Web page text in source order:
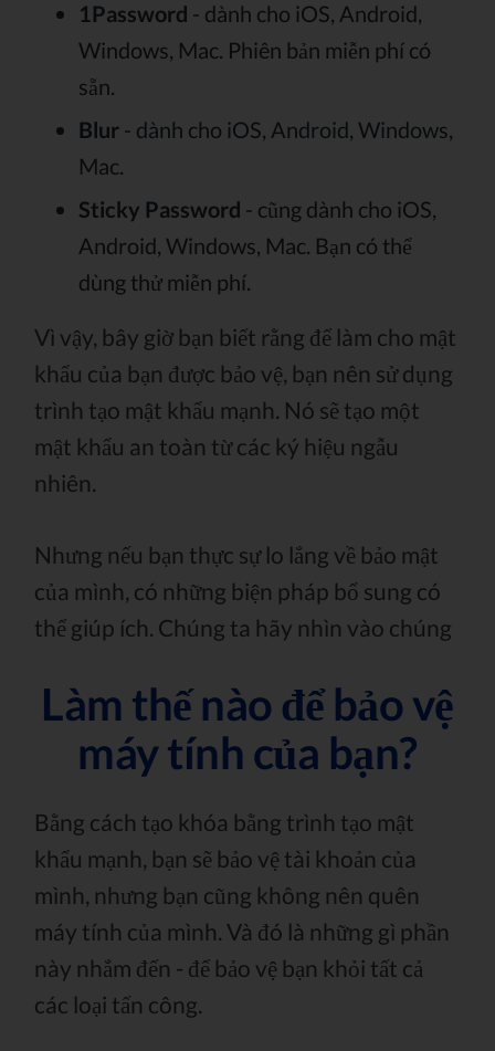
1Password - dành cho iOS, Android,
Windows, Mac. Phiên bản miễn phí có
sẵn.
Blur - dành cho iOS, Android, Windows,
Mac.
Sticky Password - cũng dành cho iOS,
Android, Windows, Mac. Bạn có thể
dùng thử miễn phí.
Vì vậy, bây giờ bạn biết rằng để làm cho mật
khẩu của bạn được bảo vệ, bạn nên sử dụng
trình tạo mật khẩu mạnh. Nó sẽ tạo một
mật khẩu an toàn từ các ký hiệu ngẫu
nhiên.
Nhưng nếu bạn thực sự lo lắng về bảo mật
của mình, có những biện pháp bổ sung có
thể giúp ích. Chúng ta hãy nhìn vào chúng
Làm thế nào để bảo vệ
máy tính của bạn?
Bằng cách tạo khóa bằng trình tạo mật
khẩu mạnh, bạn sẽ bảo vệ tài khoản của
mình, nhưng bạn cũng không nên quên
máy tính của mình. Và đó là những gì phần
này nhắm đến - để bảo vệ bạn khỏi tất cả
các loại tấn công.